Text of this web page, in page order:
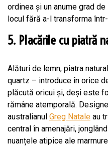
ordinea și un anume grad
locul fără a-l transforma
5. Placările cu piatră
Alături de lemn, piatra
quartz – introduce în orice
plăcută oricui și, deși este
rămâne atemporală.
australianul Greg Natale au
central în amenajări,
nuanțele atipice ale